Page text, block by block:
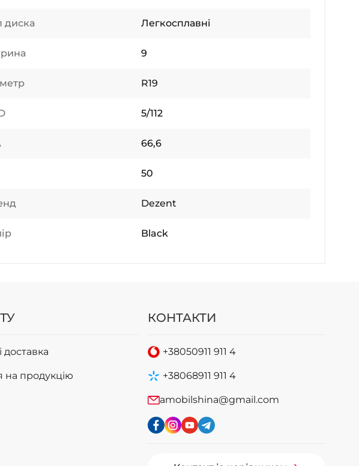
диска Легкосплавні
9
R19
5/112
66,6
50
Dezent
Black
доставка
на продукцію
КОНТАКТИ
+38050911 911 4
+38068911 911 4
amobilshina@gmail.com